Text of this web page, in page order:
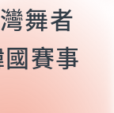
舞者
賽事